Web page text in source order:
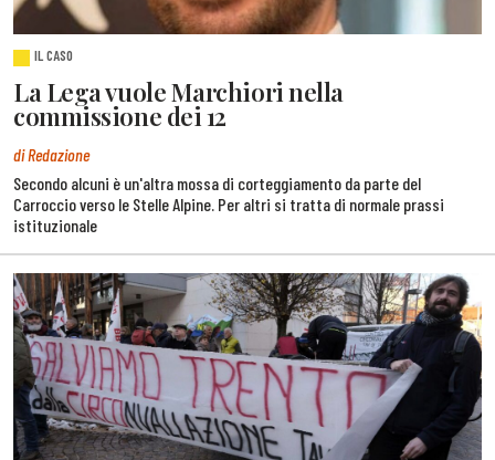
IL CASO
La Lega vuole Marchiori nella
commissione dei 12
di Redazione
Secondo alcuni è un'altra mossa di corteggiamento da parte del
Carroccio verso le Stelle Alpine. Per altri si tratta di normale prassi
istituzionale